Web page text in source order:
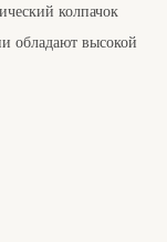
колпачок
обладают высокой